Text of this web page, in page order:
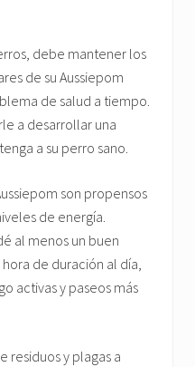
debe mantener los
de su Aussiepom
de salud a tiempo.
a desarrollar una
a su perro sano.
son propensos
de energía.
al menos un buen
de duración al día,
activas y paseos más
residuos y plagas a